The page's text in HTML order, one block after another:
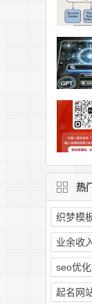
热
织梦模
业余收
seo优化
起名网